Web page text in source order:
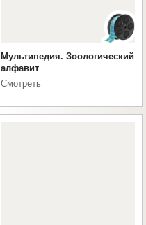
Мультипедия. Зоологический
алфавит
Смотреть